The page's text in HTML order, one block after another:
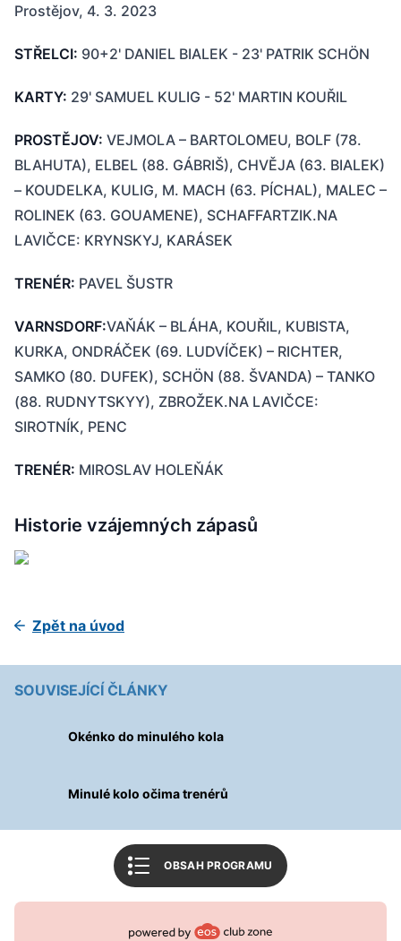
Prostějov, 4. 3. 2023
STŘELCI: 90+2' DANIEL BIALEK - 23' PATRIK SCHÖN
KARTY: 29' SAMUEL KULIG - 52' MARTIN KOUŘIL
PROSTĚJOV: VEJMOLA – BARTOLOMEU, BOLF (78.
BLAHUTA), ELBEL (88. GÁBRIŠ), CHVĚJA (63. BIALEK)
– KOUDELKA, KULIG, M. MACH (63. PÍCHAL), MALEC –
ROLINEK (63. GOUAMENE), SCHAFFARTZIK.NA
LAVIČCE: KRYNSKYJ, KARÁSEK
TRENÉR: PAVEL ŠUSTR
VARNSDORF:VAŇÁK – BLÁHA, KOUŘIL, KUBISTA,
KURKA, ONDRÁČEK (69. LUDVÍČEK) – RICHTER,
SAMKO (80. DUFEK), SCHÖN (88. ŠVANDA) – TANKO
(88. RUDNYTSKYY), ZBROŽEK.NA LAVIČCE:
SIROTNÍK, PENC
TRENÉR: MIROSLAV HOLEŇÁK
Historie vzájemných zápasů
Zpět na úvod
SOUVISEJÍCÍ ČLÁNKY
Okénko do minulého kola
Minulé kolo očima trenérů
OBSAH PROGRAMU
Mohlo by vás zajímat